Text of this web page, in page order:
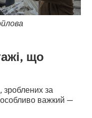
що
за
особливо важкий —